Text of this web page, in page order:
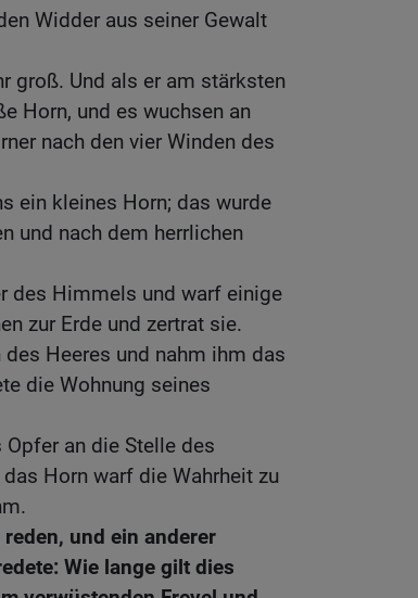
Widder aus seiner Gewalt
groß. Und als er am stärksten
Horn, und es wuchsen an
nach den vier Winden des
ein kleines Horn; das wurde
und nach dem herrlichen
des Himmels und warf einige
zur Erde und zertrat sie.
Heeres und nahm ihm das
die Wohnung seines
an die Stelle des
Horn warf die Wahrheit zu
und ein anderer
Wie lange gilt dies